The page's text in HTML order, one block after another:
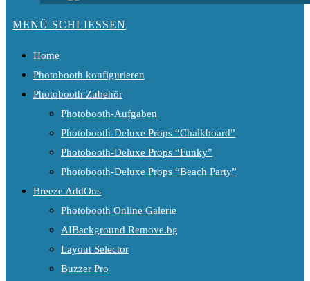
MENÜ SCHLIESSEN
Home
Photobooth konfigurieren
Photobooth Zubehör
Photobooth-Aufgaben
Photobooth-Deluxe Props “Chalkboard”
Photobooth-Deluxe Props “Funky”
Photobooth-Deluxe Props “Beach Party”
Breeze AddOns
Photobooth Online Galerie
AIBackground Remove.bg
Layout Selector
Buzzer Pro